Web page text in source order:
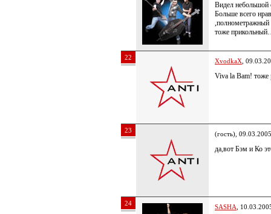
Видел
Больше всего
тоже
22 XvodkaX ,
Viva la Bam! тоже
23 (гость),
да,вот Бэм и Ко
24 SASHA ,